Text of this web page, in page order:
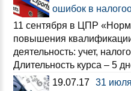
ошибок в
11 сентября в ЦПР
повышения
деятельность: учет,
Длительность курса – 5
19.07.17 31 июля